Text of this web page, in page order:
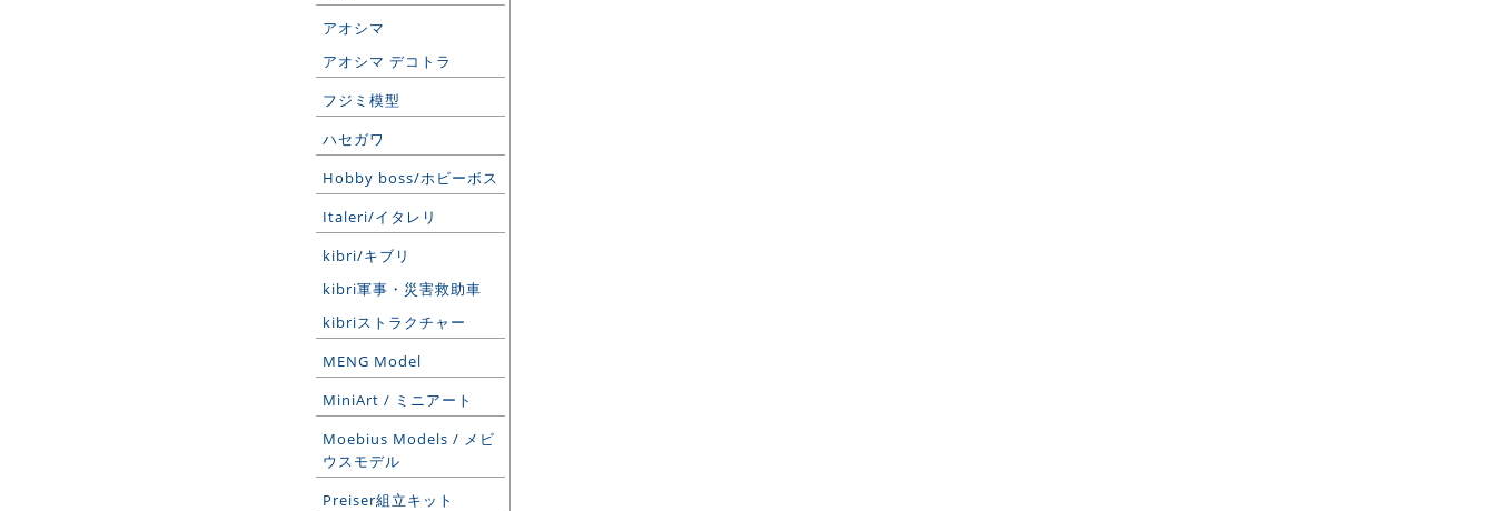
アオシマ
アオシマ デコトラ
フジミ模型
ハセガワ
Hobby boss/ホビーボス
Italeri/イタレリ
kibri/キブリ
kibri軍事・災害救助車
kibriストラクチャー
MENG Model
MiniArt / ミニアート
Moebius Models / メビ
ウスモデル
Preiser組立キット